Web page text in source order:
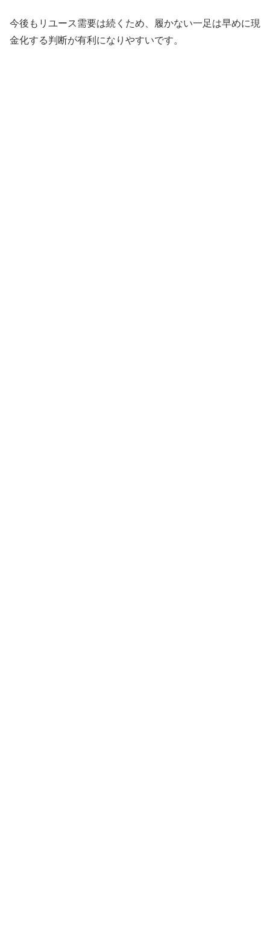
今後もリユース需要は続くため、履かない一足は早めに現
金化する判断が有利になりやすいです。